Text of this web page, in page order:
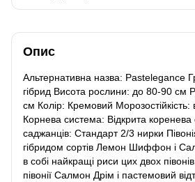
Опис
Альтернативна назва: Pastelegance
гібрид Висота рослини: до 80-90 см
см Колір: Кремовий
Корнева система: Відкрита
саджанців: Стандарт 2/3 нирки
гібридом сортів Лемон Шиффон і
в собі найкращі риси цих двох
півонії Салмон Дрім і пастемовий